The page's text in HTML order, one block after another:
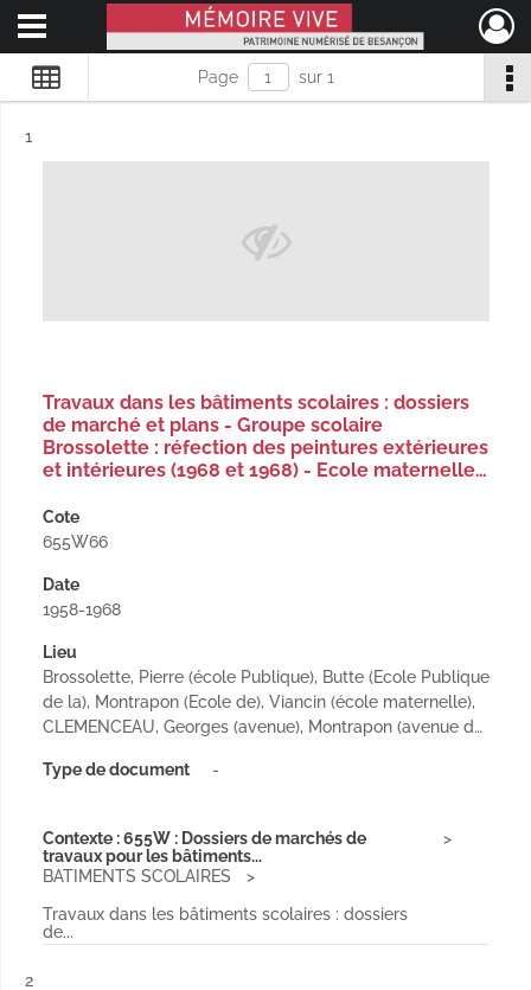
Mémoire Vive patrimoine numérisé de Besançon
Ouvrir le menu déroulant
Page sur 1
Résultat n°
1
Travaux dans les bâtiments scolaires : dossiers
de marché et plans - Groupe scolaire
Brossolette : réfection des peintures extérieures
et intérieures (1968 et 1968) - Ecole maternelle…
Cote
655W66
Date
1958-1968
Lieu
Brossolette, Pierre (école Publique), Butte (Ecole Publique
de la), Montrapon (Ecole de), Viancin (école maternelle),
CLEMENCEAU, Georges (avenue), Montrapon (avenue d…
Type de document -
Contexte : 655W : Dossiers de marchés de
travaux pour les bâtiments...
BATIMENTS SCOLAIRES
Travaux dans les bâtiments scolaires : dossiers
de...
Résultat n°
2